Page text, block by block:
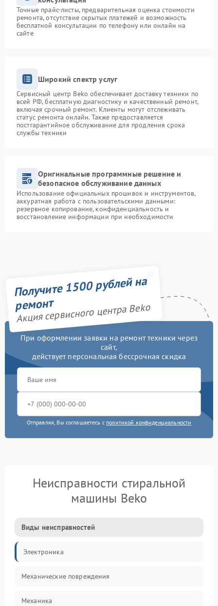
Точные прайс-листы, предварительная оценка стоимости
ремонта, отсутствие скрытых платежей и возможность
бесплатной консультации по телефону или онлайн на
сайте
Широкий спектр услуг
Сервисный центр Beko обеспечивает доставку техники по
всей РФ, бесплатную диагностику и качественный ремонт,
включая срочный ремонт. Клиенты могут отслеживать
статус ремонта онлайн. Также предоставляется
постгарантийное обслуживание для продления срока
службы техники
Оригинальные программные решение и
безопасное обслуживание данных
Использование официальных прошивок и инструментов,
аккуратная работа с пользовательскими данными:
резервное копирование, конфиденциальность и
восстановление информации при необходимости
Получите 1500 рублей на
ремонт
Акция сервисного центра Beko
При оформлении заявки на ремонт техники через
сайт,
действует персональная бессрочная скидка
Отправляя, Вы соглашаетесь с политикой конфиденциальности
Неисправности стиральной
машины Beko
Виды неисправностей
Электроника
Механические повреждения
Механика